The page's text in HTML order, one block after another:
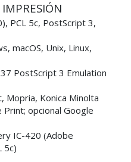
IMPRESIÓN
PCL 5c, PostScript 3,
macOS, Unix, Linux,
PostScript 3 Emulation
Mopria, Konica Minolta
opcional Google
IC-420 (Adobe
5c)